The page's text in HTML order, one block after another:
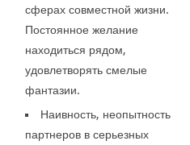
сферах совместной жизни.
Постоянное желание
находиться рядом,
удовлетворять смелые
фантазии.
Наивность, неопытность
партнеров в серьезных